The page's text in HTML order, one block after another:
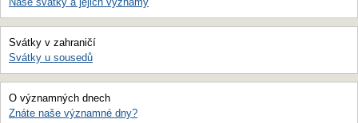
Svátky v zahraničí
Svátky u sousedů
O významných dnech
Znáte naše významné dny?